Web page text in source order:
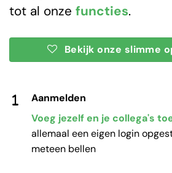
tot al onze functies.
Bekijk onze slimme
Aanmelden
Voeg jezelf en je collega's
allemaal een eigen login
meteen bellen